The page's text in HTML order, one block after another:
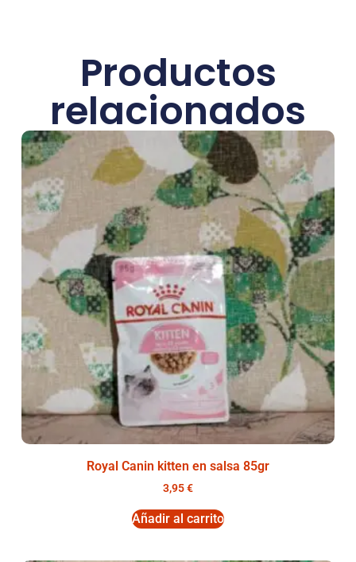
Productos
relacionados
Royal Canin kitten en salsa 85gr
3,95€
Añadir al carrito